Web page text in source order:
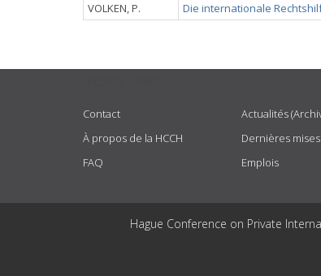
VOLKEN, P. Die internationale
Contact
À propos de la HCCH
FAQ
Actualités
Dernières
Emplois
Hague Conference on Private